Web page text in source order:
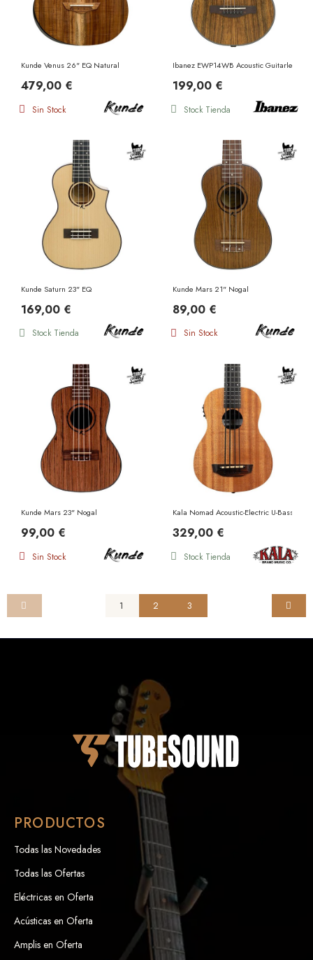
Kunde Venus 26" EQ Natural
479,00 €
Sin Stock
Ibanez EWP14WB Acoustic Guitarlele
199,00 €
Stock Tienda
Kunde Saturn 23" EQ
169,00 €
Stock Tienda
Kunde Mars 21" Nogal
89,00 €
Sin Stock
Kunde Mars 23" Nogal
99,00 €
Sin Stock
Kala Nomad Acoustic-Electric U-Bass EQ
329,00 €
Stock Tienda
1 2 3
PRODUCTOS
Todas las Novedades
Todas las Ofertas
Eléctricas en Oferta
Acústicas en Oferta
Amplis en Oferta